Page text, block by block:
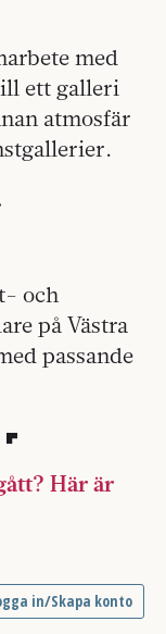
med
ett galleri
atmosfär
och
på Västra
passande
Här är